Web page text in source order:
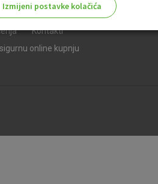
Kontakti
online kupnju
Izmijeni postavke kolačića